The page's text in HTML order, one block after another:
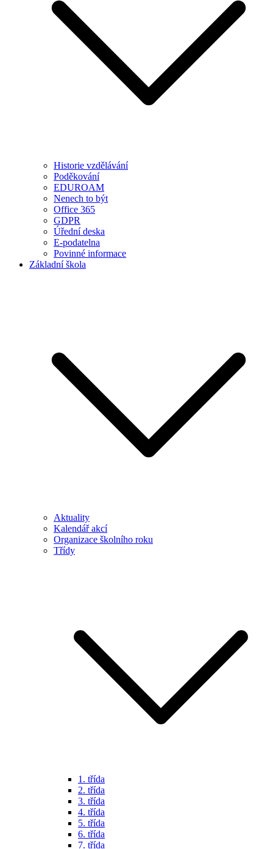
Historie vzdělávání
Poděkování
EDUROAM
Nenech to být
Office 365
GDPR
Úřední deska
E-podatelna
Povinné informace
Základní škola
Aktuality
Kalendář akcí
Organizace školního roku
Třídy
1. třída
2. třída
3. třída
4. třída
5. třída
6. třída
7. třída